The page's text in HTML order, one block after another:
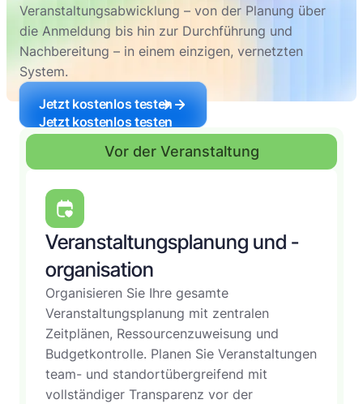
Veranstaltungsabwicklung – von der Planung über
die Anmeldung bis hin zur Durchführung und
Nachbereitung – in einem einzigen, vernetzten
System.
Jetzt kostenlos testen
Jetzt kostenlos testen
Vor der Veranstaltung
Veranstaltungsplanung und -
organisation
Organisieren Sie Ihre gesamte
Veranstaltungsplanung mit zentralen
Zeitplänen, Ressourcenzuweisung und
Budgetkontrolle. Planen Sie Veranstaltungen
team- und standortübergreifend mit
vollständiger Transparenz vor der